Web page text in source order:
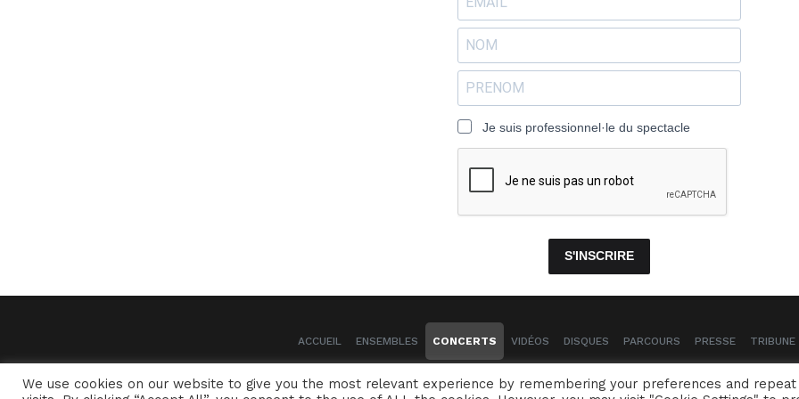
Je suis professionnel·le du spectacle
S'INSCRIRE
ACCUEIL ENSEMBLES CONCERTS VIDÉOS DISQUES PARCOURS PRESSE TRIBUNE
Naïssam Jalal - Flûtiste, Vocaliste, Compositrice
We use cookies on our website to give you the most relevant experience by remembering your preferences and repeat